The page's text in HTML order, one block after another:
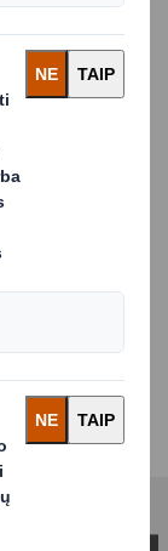
kopolimerinis
Dažniausiai
to move